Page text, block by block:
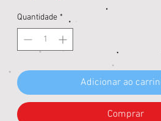
Quantidade *
Adicionar ao
Comprar